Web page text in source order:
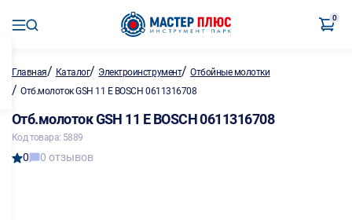
0
Главная/ Каталог/ Электроинструмент/Отбойные молотки
/ Отб.молоток GSH 11 E BOSCH 0611316708
Отб.молоток GSH 11 E BOSCH 0611316708
Код товара: 5889
0 0 отзывов